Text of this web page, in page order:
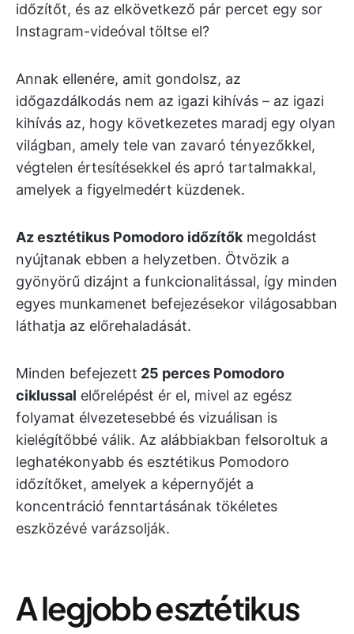
időzítőt, és az elkövetkező pár percet egy sor
Instagram-videóval töltse el?
Annak ellenére, amit gondolsz, az
időgazdálkodás nem az igazi kihívás – az igazi
kihívás az, hogy következetes maradj egy olyan
világban, amely tele van zavaró tényezőkkel,
végtelen értesítésekkel és apró tartalmakkal,
amelyek a figyelmedért küzdenek.
Az esztétikus Pomodoro időzítők megoldást
nyújtanak ebben a helyzetben. Ötvözik a
gyönyörű dizájnt a funkcionalitással, így minden
egyes munkamenet befejezésekor világosabban
láthatja az előrehaladását.
Minden befejezett 25 perces Pomodoro
ciklussal előrelépést ér el, mivel az egész
folyamat élvezetesebbé és vizuálisan is
kielégítőbbé válik. Az alábbiakban felsoroltuk a
leghatékonyabb és esztétikus Pomodoro
időzítőket, amelyek a képernyőjét a
koncentráció fenntartásának tökéletes
eszközévé varázsolják.
A legjobb esztétikus